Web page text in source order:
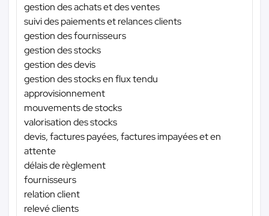
gestion des achats et des ventes
suivi des paiements et relances clients
gestion des fournisseurs
gestion des stocks
gestion des devis
gestion des stocks en flux tendu
approvisionnement
mouvements de stocks
valorisation des stocks
devis, factures payées, factures impayées et en
attente
délais de règlement
fournisseurs
relation client
relevé clients